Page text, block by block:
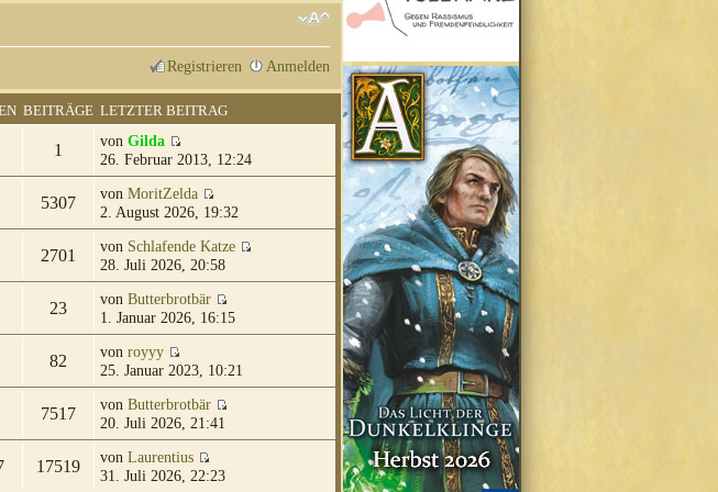
Registrieren Anmelden
BEITRÄGE LETZTER BEITRAG
1 von Gilda
26. Februar 2013, 12:24
5307 von MoritZelda
2. August 2026, 19:32
2701 von Schlafende Katze
28. Juli 2026, 20:58
23 von Butterbrotbär
1. Januar 2026, 16:15
82 von royyy
25. Januar 2023, 10:21
7517 von Butterbrotbär
20. Juli 2026, 21:41
17519 von Laurentius
31. Juli 2026, 22:23